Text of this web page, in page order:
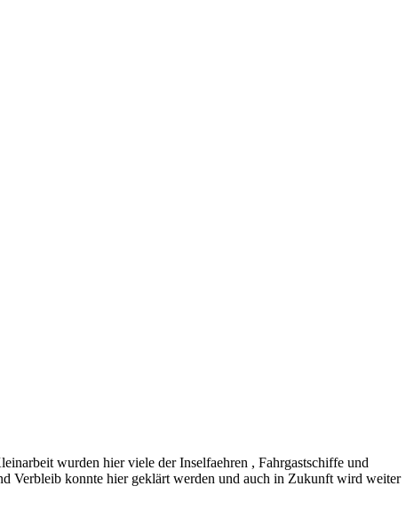
wurden hier viele der Inselfaehren , Fahrgastschiffe und
Verbleib konnte hier geklärt werden und auch in Zukunft wird weiter